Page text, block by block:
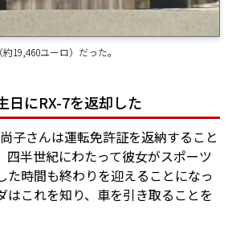
19,460ユーロ）だった。
日にRX-7を返却した
子さんは運転免許証を返納すること
四半世紀にわたって彼女がスポーツ
た時間も終わりを迎えることになっ
はこれを知り、車を引き取ることを